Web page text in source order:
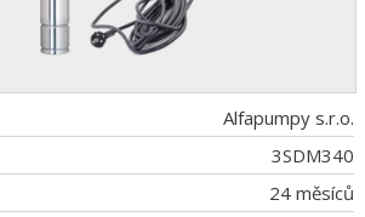
Alfapumpy s.r.o.
3SDM340
24 měsíců